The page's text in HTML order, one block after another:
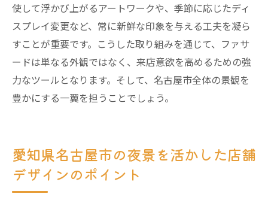
使して浮かび上がるアートワークや、季節に応じたディ
スプレイ変更など、常に新鮮な印象を与える工夫を凝ら
すことが重要です。こうした取り組みを通じて、ファサ
ードは単なる外観ではなく、来店意欲を高めるための強
力なツールとなります。そして、名古屋市全体の景観を
豊かにする一翼を担うことでしょう。
愛知県名古屋市の夜景を活かした店舗
デザインのポイント